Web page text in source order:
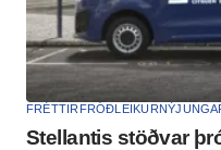
FRÉTTIR FRÓÐLEIKUR
Stellantis stöðvar